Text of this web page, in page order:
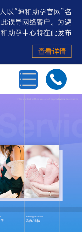
第三方辅助生殖
私人定制
冻卵/冻精